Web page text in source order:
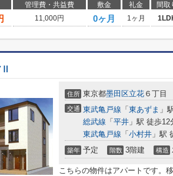
管理費・共益費 敷金 礼金 間取
11,000円 0ヶ月 1ヶ月
住所 東京都墨田区立花 ６丁目
交通 東武亀戸線 「 東あずま 」
総武線 「 平井 」駅 徒歩12
東武亀戸線 「 小村井 」駅
築年 予定 階数 3階建 構造
こちらの物件はアパートです。